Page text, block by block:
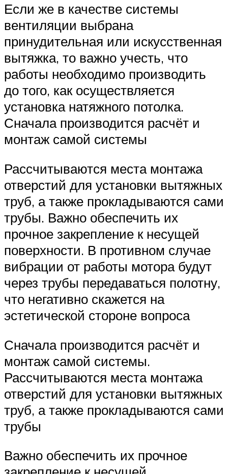
Если же в качестве системы
вентиляции выбрана
принудительная или искусственная
вытяжка, то важно учесть, что
работы необходимо производить
до того, как осуществляется
установка натяжного потолка.
Сначала производится расчёт и
монтаж самой системы
Рассчитываются места монтажа
отверстий для установки вытяжных
труб, а также прокладываются сами
трубы. Важно обеспечить их
прочное закрепление к несущей
поверхности. В противном случае
вибрации от работы мотора будут
через трубы передаваться полотну,
что негативно скажется на
эстетической стороне вопроса
Сначала производится расчёт и
монтаж самой системы.
Рассчитываются места монтажа
отверстий для установки вытяжных
труб, а также прокладываются сами
трубы
Важно обеспечить их прочное